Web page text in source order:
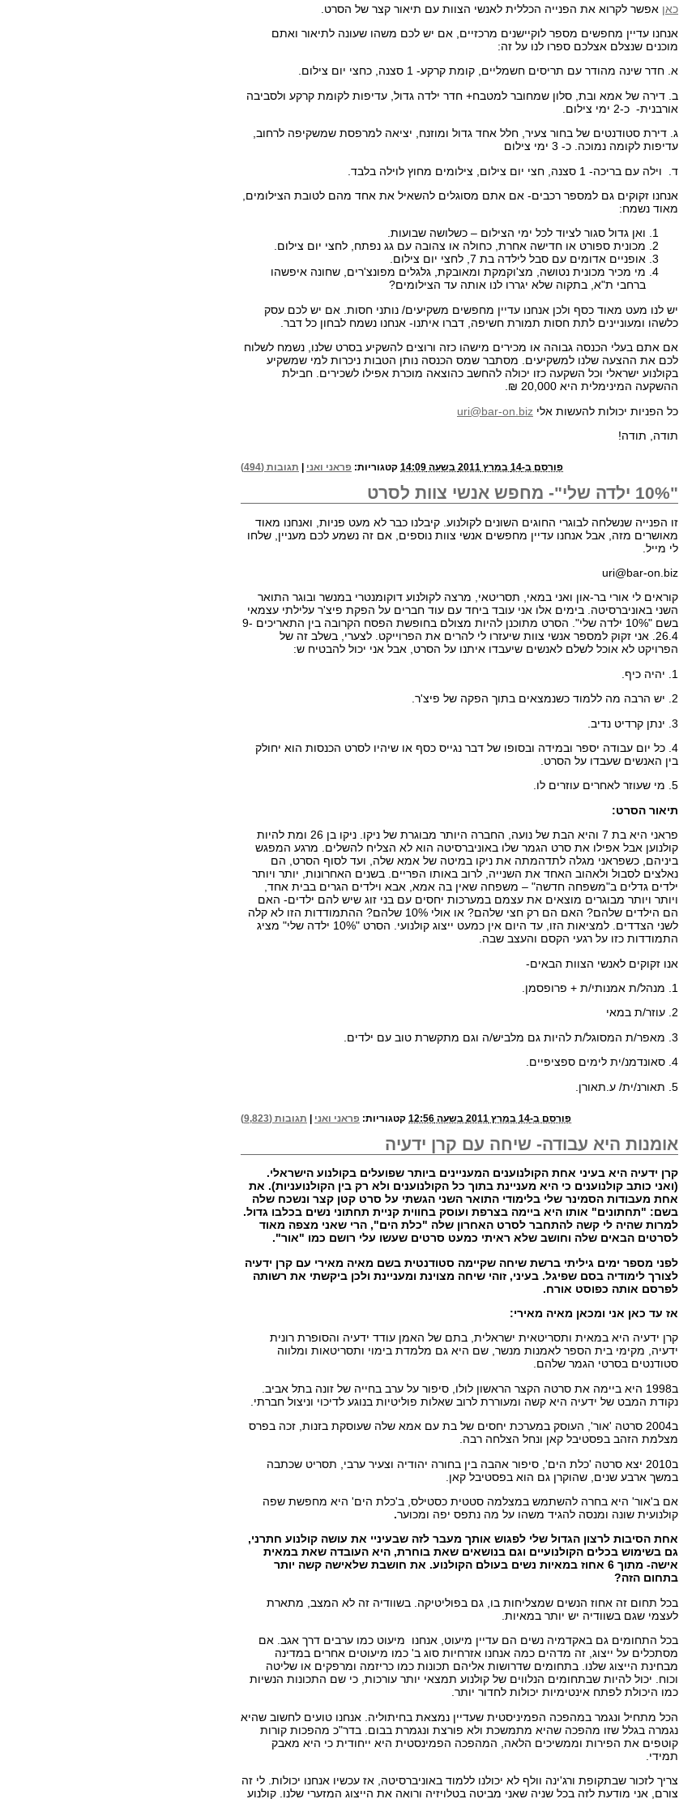
כאן אפשר לקרוא את הפנייה הכללית לאנשי הצוות עם תיאור קצר של הסרט.
אנחנו עדיין מחפשים מספר לוקיישנים מרכזיים, אם יש לכם משהו שעונה לתיאור ואתם
מוכנים שנצלם אצלכם ספרו לנו על זה:
א. חדר שינה מהודר עם תריסים חשמליים, קומת קרקע- 1 סצנה, כחצי יום צילום.
ב. דירה של אמא ובת, סלון שמחובר למטבח+ חדר ילדה גדול, עדיפות לקומת קרקע ולסביבה
אורבנית- כ-2 ימי צילום.
ג. דירת סטודנטים של בחור צעיר, חלל אחד גדול ומוזנח, יציאה למרפסת שמשקיפה לרחוב,
עדיפות לקומה נמוכה. כ- 3 ימי צילום
ד. וילה עם בריכה- 1 סצנה, חצי יום צילום, צילומים מחוץ לוילה בלבד.
אנחנו זקוקים גם למספר רכבים- אם אתם מסוגלים להשאיל את אחד מהם לטובת הצילומים,
מאוד נשמח:
ואן גדול סגור לציוד לכל ימי הצילום – כשלושה שבועות.
מכונית ספורט או חדישה אחרת, כחולה או צהובה עם גג נפתח, לחצי יום צילום.
אופניים אדומים עם סבל לילדה בת 7, לחצי יום צילום.
מי מכיר מכונית נטושה, מצ'וקמקת ומאובקת, גלגלים מפונצ'רים, שחונה איפשהו
ברחבי ת"א, בתקוה שלא יגררו לנו אותה עד הצילומים?
יש לנו מעט מאוד כסף ולכן אנחנו עדיין מחפשים משקיעים/ נותני חסות. אם יש לכם עסק
כלשהו ומעוניינים לתת חסות תמורת חשיפה, דברו איתנו- אנחנו נשמח לבחון כל דבר.
אם אתם בעלי הכנסה גבוהה או מכירים מישהו כזה ורוצים להשקיע בסרט שלנו, נשמח לשלוח
לכם את ההצעה שלנו למשקיעים. מסתבר שמס הכנסה נותן הטבות ניכרות למי שמשקיע
בקולנוע ישראלי וכל השקעה כזו יכולה להחשב כהוצאה מוכרת אפילו לשכירים. חבילת
ההשקעה המינימלית היא 20,000 ₪.
כל הפניות יכולות להעשות אלי uri@bar-on.biz
תודה, תודה!
פורסם ב-14 במרץ 2011 בשעה 14:09 קטגוריות: פראני ואני תגובות (494)
"10% ילדה שלי"- מחפש אנשי צוות לסרט
זו הפנייה שנשלחה לבוגרי החוגים השונים לקולנוע. קיבלנו כבר לא מעט פניות, ואנחנו מאוד
מאושרים מזה, אבל אנחנו עדיין מחפשים אנשי צוות נוספים, אם זה נשמע לכם מעניין, שלחו
לי מייל.
uri@bar-on.biz
קוראים לי אורי בר-און ואני במאי, תסריטאי, מרצה לקולנוע דוקומנטרי במנשר ובוגר התואר
השני באוניברסיטה. בימים אלו אני עובד ביחד עם עוד חברים על הפקת פיצ'ר עלילתי עצמאי
בשם "10% ילדה שלי". הסרט מתוכנן להיות מצולם בחופשת הפסח הקרובה בין התאריכים 9-
26.4. אני זקוק למספר אנשי צוות שיעזרו לי להרים את הפרוייקט. לצערי, בשלב זה של
הפרויקט לא אוכל לשלם לאנשים שיעבדו איתנו על הסרט, אבל אני יכול להבטיח ש:
1. יהיה כיף.
2. יש הרבה מה ללמוד כשנמצאים בתוך הפקה של פיצ'ר.
3. ינתן קרדיט נדיב.
4. כל יום עבודה יספר ובמידה ובסופו של דבר נגייס כסף או שיהיו לסרט הכנסות הוא יחולק
בין האנשים שעבדו על הסרט.
5. מי שעוזר לאחרים עוזרים לו.
תיאור הסרט:
פראני היא בת 7 והיא הבת של נועה, החברה היותר מבוגרת של ניקו. ניקו בן 26 ומת להיות
קולנוען אבל אפילו את סרט הגמר שלו באוניברסיטה הוא לא הצליח להשלים. מרגע המפגש
ביניהם, כשפראני מגלה לתדהמתה את ניקו במיטה של אמא שלה, ועד לסוף הסרט, הם
נאלצים לסבול ולאהוב האחד את השנייה, לרוב באותו הפריים. בשנים האחרונות, יותר ויותר
ילדים גדלים ב"משפחה חדשה" – משפחה שאין בה אמא, אבא וילדים הגרים בבית אחד,
ויותר ויותר מבוגרים מוצאים את עצמם במערכות יחסים עם בני זוג שיש להם ילדים- האם
הם הילדים שלהם? האם הם רק חצי שלהם? או אולי 10% שלהם? ההתמודדות הזו לא קלה
לשני הצדדים. למציאות הזו, עד היום אין כמעט ייצוג קולנועי. הסרט "10% ילדה שלי" מציג
התמודדות כזו על רגעי הקסם והעצב שבה.
אנו זקוקים לאנשי הצוות הבאים-
1. מנהל/ת אמנותי/ת + פרופסמן.
2. עוזר/ת במאי
3. מאפר/ת המסוגל/ת להיות גם מלביש/ה וגם מתקשרת טוב עם ילדים.
4. סאונדמנ/ית לימים ספציפיים.
5. תאורנ/ית/ ע.תאורן.
פורסם ב-14 במרץ 2011 בשעה 12:56 קטגוריות: פראני ואני תגובות (9,823)
אומנות היא עבודה- שיחה עם קרן ידעיה
קרן ידעיה היא בעיני אחת הקולנוענים המעניינים ביותר שפועלים בקולנוע הישראלי.
(ואני כותב קולנוענים כי היא מעניינת בתוך כל הקולנוענים ולא רק בין הקולנועניות). את
אחת מעבודות הסמינר שלי בלימודי התואר השני הגשתי על סרט קטן קצר ונשכח שלה
בשם: "תחתונים" אותו היא ביימה בצרפת ועוסק בחווית קניית תחתוני נשים בכלבו גדול.
למרות שהיה לי קשה להתחבר לסרט האחרון שלה "כלת הים", הרי שאני מצפה מאוד
לסרטים הבאים שלה וחושב שלא ראיתי כמעט סרטים שעשו עלי רושם כמו "אור".
לפני מספר ימים גיליתי ברשת שיחה שקיימה סטודנטית בשם מאיה מאירי עם קרן ידעיה
לצורך לימודיה בסם שפיגל. בעיני, זוהי שיחה מצוינת ומעניינת ולכן ביקשתי את רשותה
לפרסם אותה כפוסט אורח.
אז עד כאן אני ומכאן מאיה מאירי:
קרן ידעיה היא במאית ותסריטאית ישראלית, בתם של האמן עודד ידעיה והסופרת רונית
ידעיה, מקימי בית הספר לאמנות מנשר, שם היא גם מלמדת בימוי ותסריטאות ומלווה
סטודנטים בסרטי הגמר שלהם.
ב1998 היא ביימה את סרטה הקצר הראשון לולו, סיפור על ערב בחייה של זונה בתל אביב.
נקודת המבט של ידעיה היא קשה ומעוררת לרוב שאלות פוליטיות בנוגע לדיכוי וניצול חברתי.
ב2004 סרטה 'אור', העוסק במערכת יחסים של בת עם אמא שלה שעוסקת בזנות, זכה בפרס
מצלמת הזהב בפסטיבל קאן ונחל הצלחה רבה.
ב2010 יצא סרטה 'כלת הים', סיפור אהבה בין בחורה יהודיה וצעיר ערבי, תסריט שכתבה
במשך ארבע שנים, שהוקרן גם הוא בפסטיבל קאן.
אם ב'אור' היא בחרה להשתמש במצלמה סטטית כסטילס, ב'כלת הים' היא מחפשת שפה
קולנועית שונה ומנסה להגיד משהו על מה נתפס יפה ומכוער.
אחת הסיבות לרצון הגדול שלי לפגוש אותך מעבר לזה שבעיניי את עושה קולנוע חתרני,
גם בשימוש בכלים הקולנועיים וגם בנושאים שאת בוחרת, היא העובדה שאת במאית
אישה- מתוך 6 אחוז במאיות נשים בעולם הקולנוע. את חושבת שלאישה קשה יותר
בתחום הזה?
בכל תחום זה אחוז הנשים שמצליחות בו, גם בפוליטיקה. בשוודיה זה לא המצב, מתארת
לעצמי שגם בשוודיה יש יותר במאיות.
בכל התחומים גם באקדמיה נשים הם עדיין מיעוט, אנחנו מיעוט כמו ערבים דרך אגב. אם
מסתכלים על ייצוג, זה מדהים כמה אנחנו אזרחיות סוג ב' כמו מיעוטים אחרים במדינה
מבחינת הייצוג שלנו. בתחומים שדרושות אליהם תכונות כמו כריזמה ומרפקים או שליטה
וכוח. יכול להיות שבתחומים הנלווים של קולנוע תמצאי יותר עורכות, כי שם התכונות הנשיות
כמו היכולת לפתח אינטימיות יכולות לחדור יותר.
הכל מתחיל ונגמר במהפכה הפמיניסטית שעדיין נמצאת בחיתוליה. אנחנו טועים לחשוב שהיא
נגמרה בגלל שזו מהפכה שהיא מתמשכת ולא פורצת ונגמרת בבום. בדר"כ מהפכות קורות
קוטפים את הפירות וממשיכים הלאה, המהפכה הפמינסטית היא ייחודית כי היא מאבק
תמידי.
צריך לזכור שבתקופת ורג'ינה וולף לא יכולנו ללמוד באוניברסיטה, אז עכשיו אנחנו יכולות. לי זה
צורם, אני מודעת לזה בכל שניה שאני מביטה בטלויזיה ורואה את הייצוג המזערי שלנו. קולנוע